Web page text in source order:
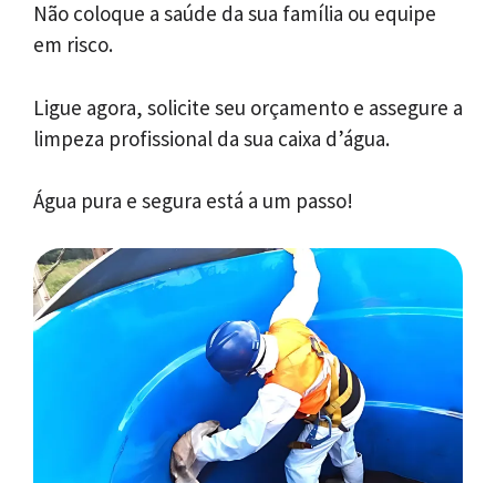
Não coloque a saúde da sua família ou equipe
em risco.
Ligue agora, solicite seu orçamento e assegure a
limpeza profissional da sua caixa d’água.
Água pura e segura está a um passo!